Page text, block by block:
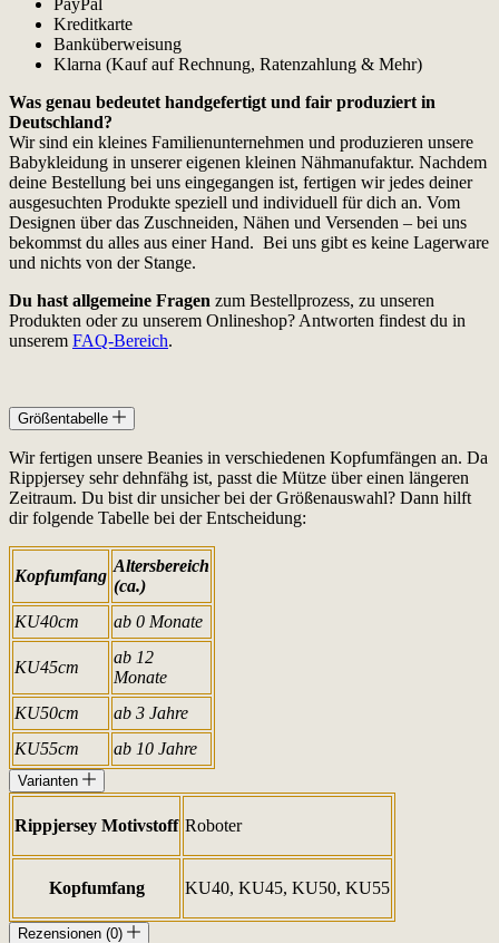
Kreditkarte
Banküberweisung
Klarna (Kauf auf Rechnung, Ratenzahlung & Mehr)
Was genau bedeutet handgefertigt und fair produziert in
Deutschland?
Wir sind ein kleines Familienunternehmen und produzieren unsere
Babykleidung in unserer eigenen kleinen Nähmanufaktur. Nachdem
deine Bestellung bei uns eingegangen ist, fertigen wir jedes deiner
ausgesuchten Produkte speziell und individuell für dich an. Vom
Designen über das Zuschneiden, Nähen und Versenden – bei uns
bekommst du alles aus einer Hand. Bei uns gibt es keine Lagerware
und nichts von der Stange.
Du hast allgemeine Fragen zum Bestellprozess, zu unseren
Produkten oder zu unserem Onlineshop? Antworten findest du in
unserem FAQ-Bereich.
Größentabelle
Wir fertigen unsere Beanies in verschiedenen Kopfumfängen an. Da
Rippjersey sehr dehnfähg ist, passt die Mütze über einen längeren
Zeitraum. Du bist dir unsicher bei der Größenauswahl? Dann hilft
dir folgende Tabelle bei der Entscheidung:
Kopfumfang
Altersbereich
(ca.)
KU40cm
ab 0 Monate
KU45cm
ab 12
Monate
KU50cm
ab 3 Jahre
KU55cm
ab 10 Jahre
Varianten
Rippjersey Motivstoff Roboter
Kopfumfang KU40, KU45, KU50, KU55
Rezensionen (0)